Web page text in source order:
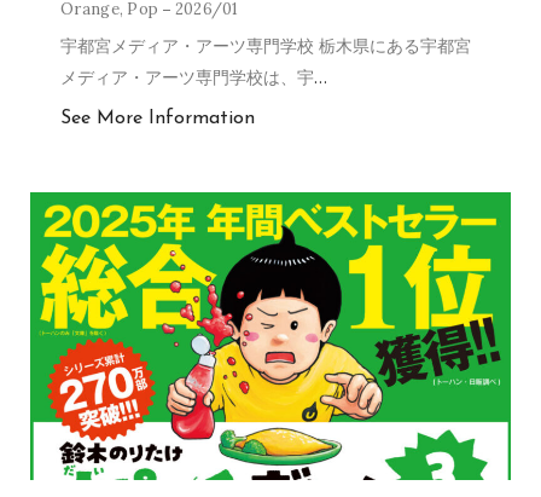
Orange, Pop 2026/01
宇都宮メディア・アーツ専門学校 栃木県にある宇都宮
メディア・アーツ専門学校は、宇…
See More Information